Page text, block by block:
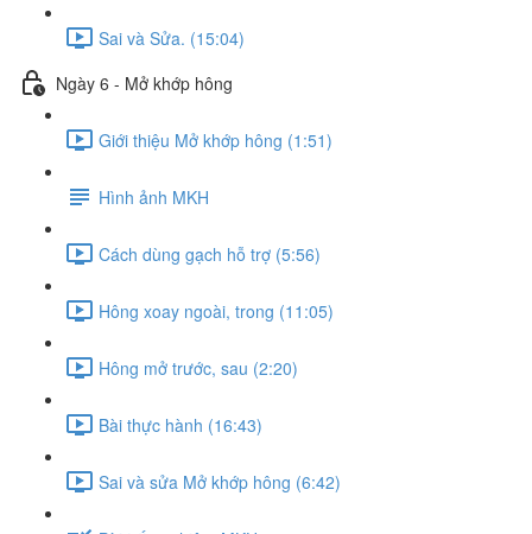
Sai và Sửa. (15:04)
Ngày 6 - Mở khớp hông
Giới thiệu Mở khớp hông (1:51)
Hình ảnh MKH
Cách dùng gạch hỗ trợ (5:56)
Hông xoay ngoài, trong (11:05)
Hông mở trước, sau (2:20)
Bài thực hành (16:43)
Sai và sửa Mở khớp hông (6:42)